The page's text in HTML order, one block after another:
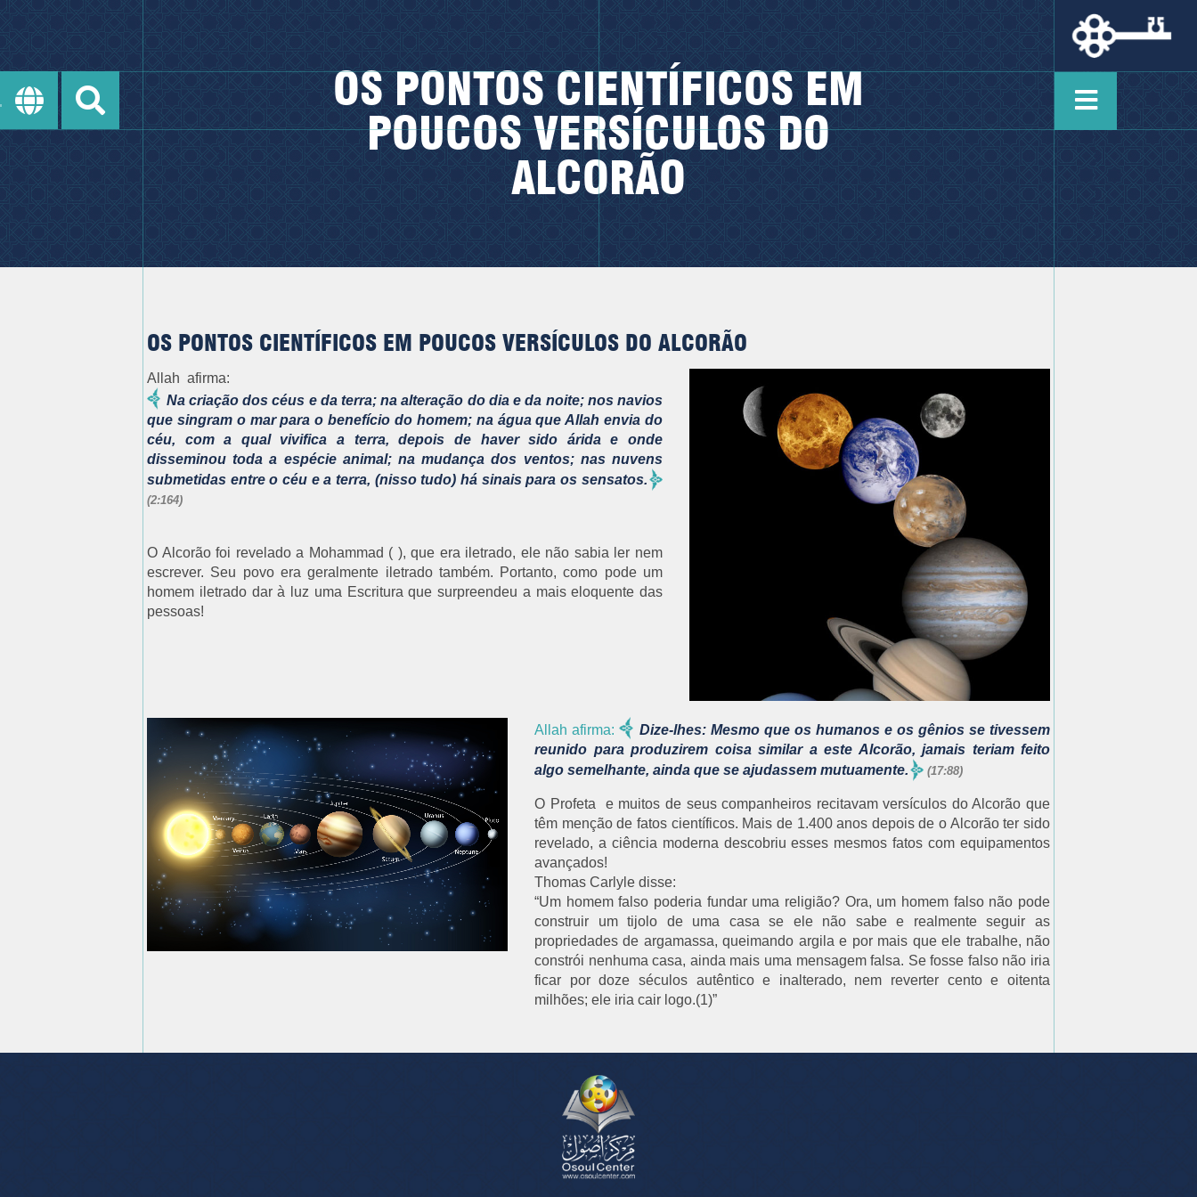
OS PONTOS CIENTÍFICOS EM
POUCOS VERSÍCULOS DO
ALCORÃO
OS PONTOS CIENTÍFICOS EM POUCOS VERSÍCULOS DO ALCORÃO
Allah afirma:
Na criação dos céus e da terra; na alteração do dia e da noite; nos navios
que singram o mar para o benefício do homem; na água que Allah envia do
céu, com a qual vivifica a terra, depois de haver sido árida e onde
disseminou toda a espécie animal; na mudança dos ventos; nas nuvens
submetidas entre o céu e a terra, (nisso tudo) há sinais para os sensatos.
(2:164)
O Alcorão foi revelado a Mohammad ( ), que era iletrado, ele não sabia ler nem
escrever. Seu povo era geralmente iletrado também. Portanto, como pode um
homem iletrado dar à luz uma Escritura que surpreendeu a mais eloquente das
pessoas!
Allah afirma:
Dize-lhes: Mesmo que os humanos e os gênios se tivessem
reunido para produzirem coisa similar a este Alcorão, jamais teriam feito
algo semelhante, ainda que se ajudassem mutuamente.
(17:88)
O Profeta e muitos de seus companheiros recitavam versículos do Alcorão que
têm menção de fatos científicos. Mais de 1.400 anos depois de o Alcorão ter sido
revelado, a ciência moderna descobriu esses mesmos fatos com equipamentos
avançados!
Thomas Carlyle disse:
“Um homem falso poderia fundar uma religião? Ora, um homem falso não pode
construir um tijolo de uma casa se ele não sabe e realmente seguir as
propriedades de argamassa, queimando argila e por mais que ele trabalhe, não
constrói nenhuma casa, ainda mais uma mensagem falsa. Se fosse falso não iria
ficar por doze séculos autêntico e inalterado, nem reverter cento e oitenta
milhões; ele iria cair logo.(1)”